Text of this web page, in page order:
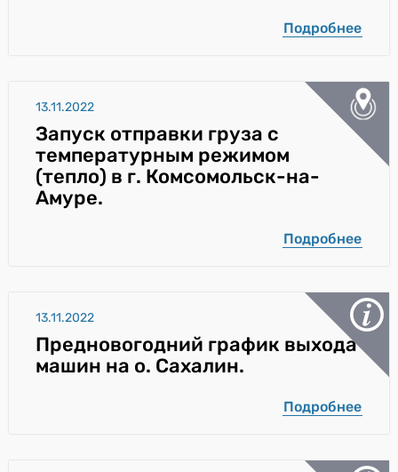
Подробнее
13.11.2022
Запуск отправки груза с
температурным режимом
(тепло) в г. Комсомольск-на-
Амуре.
Подробнее
13.11.2022
Предновогодний график выхода
машин на о. Сахалин.
Подробнее